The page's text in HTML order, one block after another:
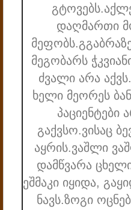
გტოვებს.
დაღმართი
მეფობს.გ
მეგობარს
ძვალი არა აქვს.
ხელი მეორეს
პაციენტები
გაქვსო.ვისაც
აყრის.ვაშლი
დამწვარა
ეშმაკი იყიდა,
ნავს.ზოგი